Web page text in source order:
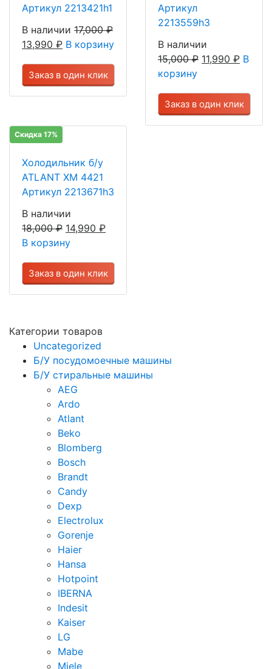
Артикул 2213421h1
В наличии 17,000₽
13,990 ₽ В корзину
Заказ в один клик
Артикул
2213559h3
В наличии
15,000₽ 11,990 ₽ В
корзину
Заказ в один клик
Скидка 17%
Холодильник б/у
ATLANT ХМ 4421
Артикул 2213671h3
В наличии
18,000₽ 14,990 ₽
В корзину
Заказ в один клик
Категории товаров
Uncategorized
Б/У посудомоечные машины
Б/У стиральные машины
AEG
Ardo
Atlant
Beko
Blomberg
Bosch
Brandt
Candy
Dexp
Electrolux
Gorenje
Haier
Hansa
Hotpoint
IBERNA
Indesit
Kaiser
LG
Mabe
Miele